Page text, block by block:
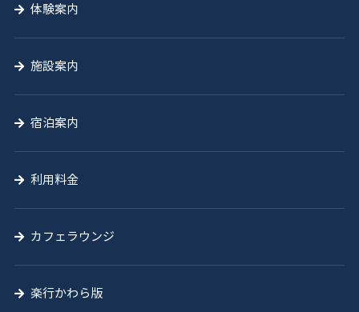
校 体験案内
施設案内
宿泊案内
利用料金
カフェラウンジ
楽行かわら版